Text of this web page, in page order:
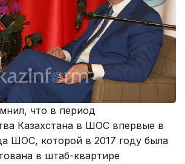
что в период
Казахстана в ШОС впервые в
ШОС, которой в 2017 году была
в штаб-квартире